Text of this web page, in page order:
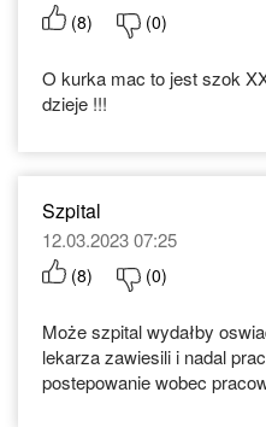
(8) (0)
O kurka mac to jest szok
dzieje !!!
Szpital
12.03.2023 07:25
(8) (0)
Może szpital wydałby
lekarza zawiesili i nadal
postepowanie wobec